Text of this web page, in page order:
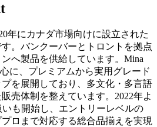
年にカナダ市場向けに設立された
。バンクーバーとトロントを拠点
へ製品を供給しています。Mina
心に、プレミアムから実用グレード
を展開しており、多文化・多言語
売体制を整えています。2022年よ
いも開始し、エントリーレベルの
ロまで対応する総合品揃えを実現